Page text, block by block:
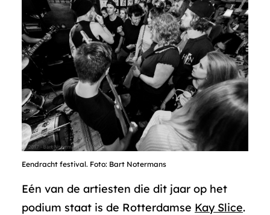
Eendracht festival. Foto: Bart Notermans
Eén van de artiesten die dit jaar op het
podium staat is de Rotterdamse Kay Slice.